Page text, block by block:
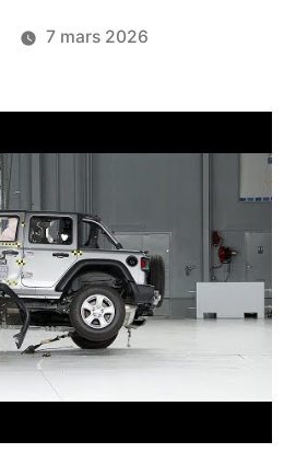
7 mars 2026